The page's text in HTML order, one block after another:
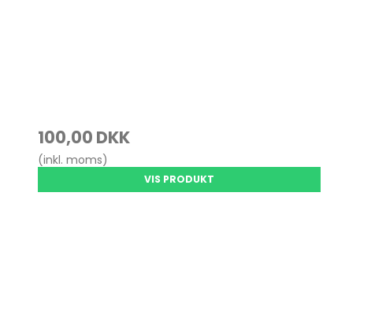
100,00 DKK
(inkl. moms)
VIS PRODUKT